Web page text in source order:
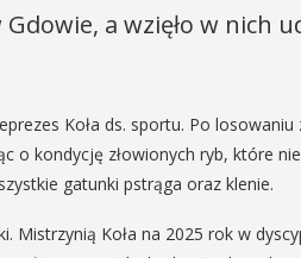
a wzięło w nich
Koła ds. sportu. Po
o kondycję złowionych ryb, które
gatunki pstrąga oraz klenie.
Mistrzynią Koła na 2025 rok w